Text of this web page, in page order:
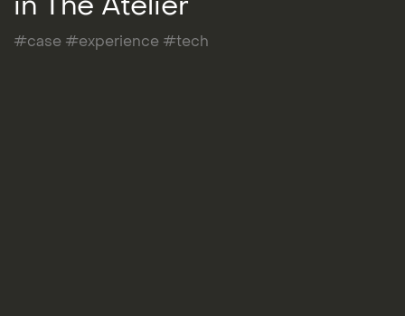
in The Atelier
#case #experience #tech